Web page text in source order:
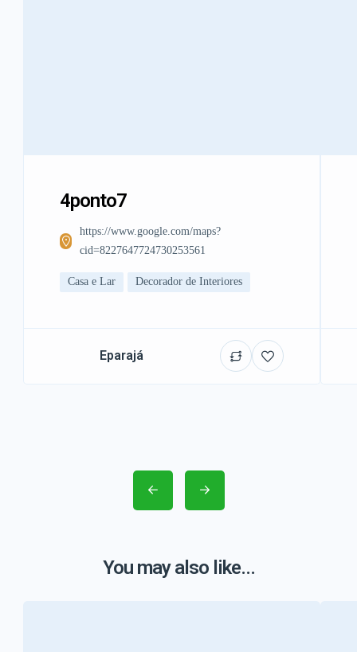
4ponto7
https://www.google.com/maps?
cid=8227647724730253561
Casa e Lar Decorador de Interiores
Eparajá
You may also like...